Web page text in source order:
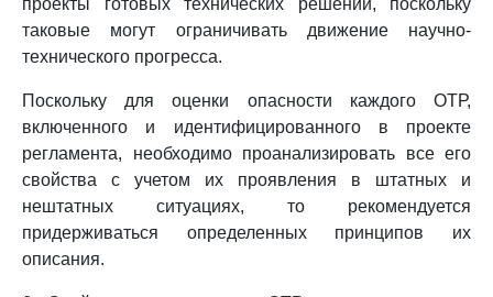
проекты готовых технических решений, поскольку
таковые могут ограничивать движение научно-
технического прогресса.
Поскольку для оценки опасности каждого ОТР,
включенного и идентифицированного в проекте
регламента, необходимо проанализировать все его
свойства с учетом их проявления в штатных и
нештатных ситуациях, то рекомендуется
придерживаться определенных принципов их
описания.